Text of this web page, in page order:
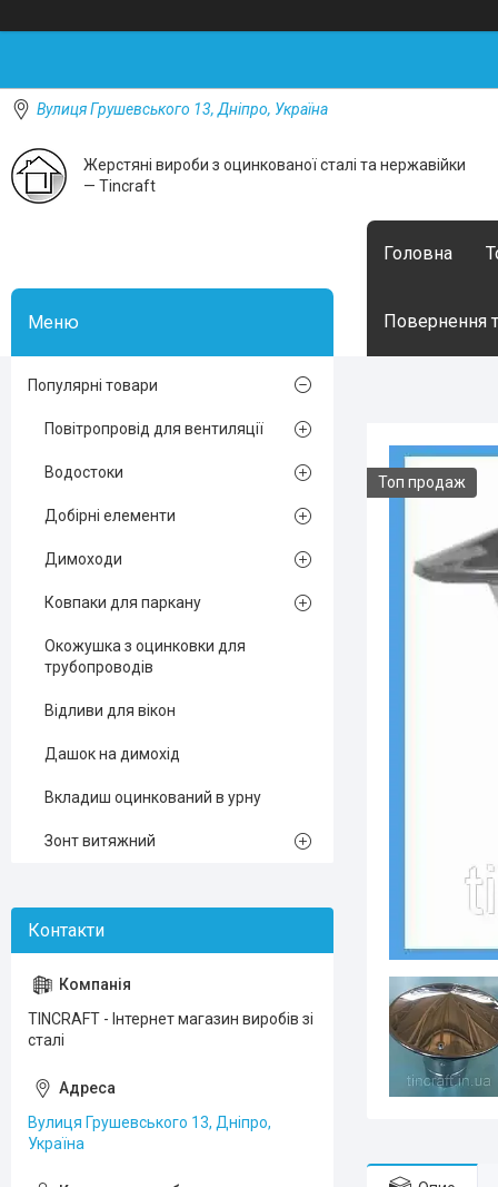
Вулиця Грушевського 13, Дніпро, Україна
Жерстяні вироби з оцинкованої сталі та нержавійки
— Tincraft
Головна
Повернення
Топ продаж
Популярні товари
Повітропровід для вентиляції
Водостоки
Добірні елементи
Димоходи
Ковпаки для паркану
Окожушка з оцинковки для
трубопроводів
Відливи для вікон
Дашок на димохід
Вкладиш оцинкований в урну
Зонт витяжний
TINCRAFT - Інтернет магазин виробів зі
сталі
Вулиця Грушевського 13, Дніпро,
Україна